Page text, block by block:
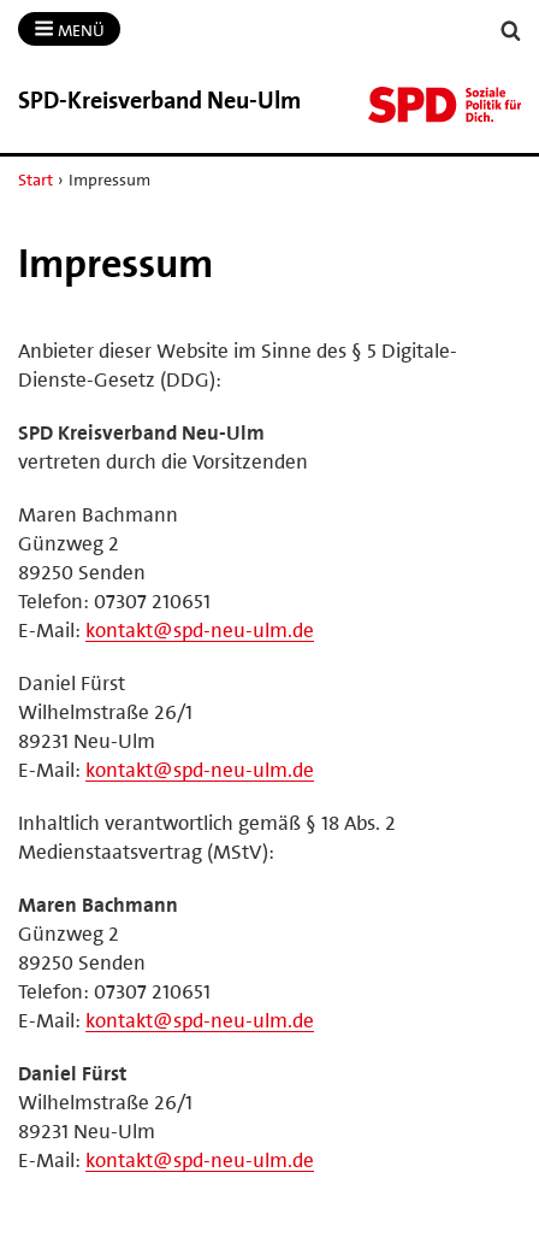
MENÜ
SPD-​Kreisverband Neu-​Ulm
Start › Impressum
Impressum
Anbieter dieser Website im Sinne des § 5 Digitale-
Dienste-Gesetz (DDG):
SPD Kreisverband Neu-Ulm
vertreten durch die Vorsitzenden
Maren Bachmann
Günzweg 2
89250 Senden
Telefon: 07307 210651
E-Mail: kontakt@spd-neu-ulm.de
Daniel Fürst
Wilhelmstraße 26/1
89231 Neu-Ulm
E-Mail: kontakt@spd-neu-ulm.de
Inhaltlich verantwortlich gemäß § 18 Abs. 2
Medienstaatsvertrag (MStV):
Maren Bachmann
Günzweg 2
89250 Senden
Telefon: 07307 210651
E-Mail: kontakt@spd-neu-ulm.de
Daniel Fürst
Wilhelmstraße 26/1
89231 Neu-Ulm
E-Mail: kontakt@spd-neu-ulm.de